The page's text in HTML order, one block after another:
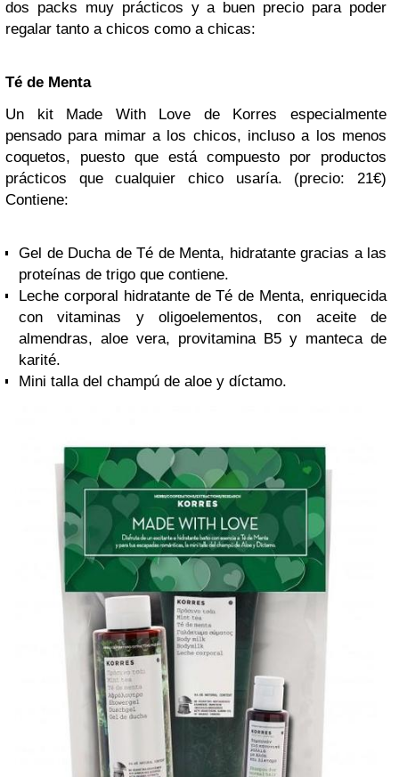
dos packs muy prácticos y a buen precio para poder
regalar tanto a chicos como a chicas:
Té de Menta
Un kit Made With Love de Korres especialmente
pensado para mimar a los chicos, incluso a los menos
coquetos, puesto que está compuesto por productos
prácticos que cualquier chico usaría. (precio: 21€)
Contiene:
Gel de Ducha de Té de Menta, hidratante gracias a las
proteínas de trigo que contiene.
Leche corporal hidratante de Té de Menta, enriquecida
con vitaminas y oligoelementos, con aceite de
almendras, aloe vera, provitamina B5 y manteca de
karité.
Mini talla del champú de aloe y díctamo.